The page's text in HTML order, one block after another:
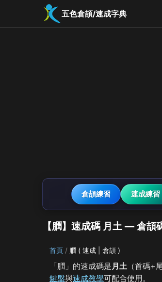
五色倉頡/速成字典
倉頡練習 速成練習
【膶】速成碼 月土 — 倉頡
首頁 膶 ( 速成 | 倉頡 )
「膶」的速成碼是月土 （首碼+
鍵盤與速成教學可配合使用。